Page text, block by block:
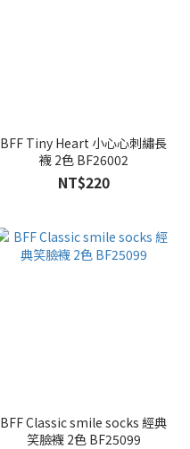
BFF Tiny Heart 小心心刺繡長
襪 2色 BF26002
NT$220
BFF Classic smile socks 經典
笑臉襪 2色 BF25099